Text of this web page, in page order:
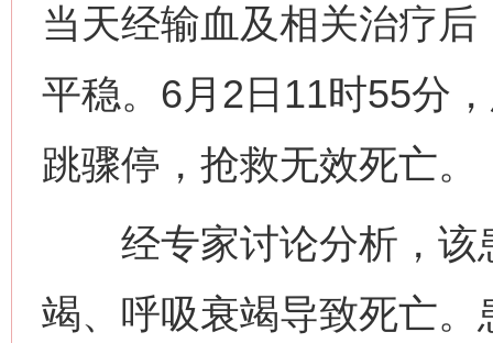
当天经输血及相关治疗
平稳。6月2日11时55分
跳骤停，抢救无效死亡。
经专家讨论分析，该
竭、呼吸衰竭导致死亡